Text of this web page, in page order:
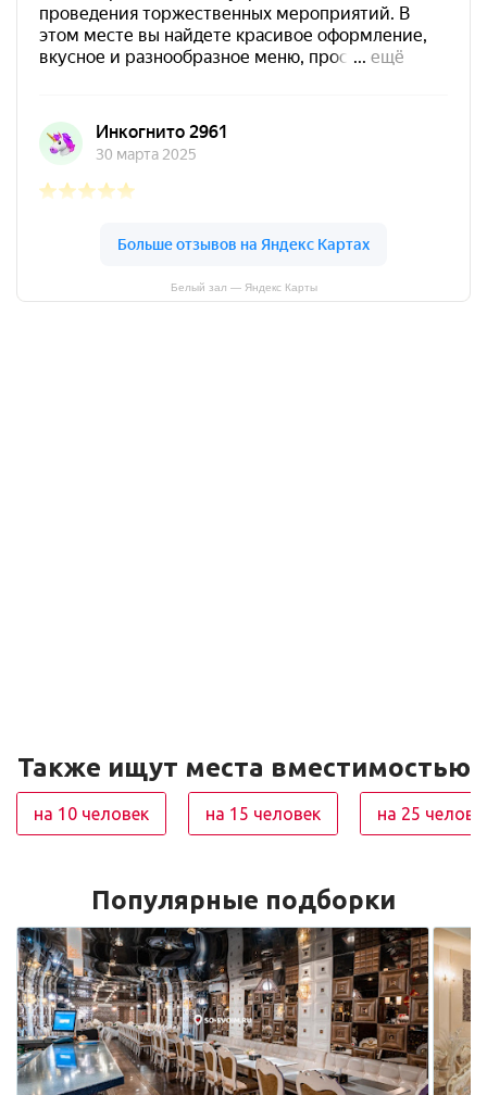
Белый зал — Яндекс Карты
Также ищут места вместимостью
на 10 человек на 15 человек на 25
Популярные подборки